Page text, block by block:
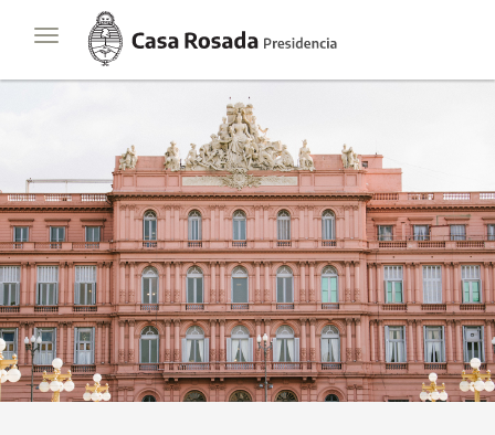
Toggle
navigation
Casa
Rosada
Presidencia
de